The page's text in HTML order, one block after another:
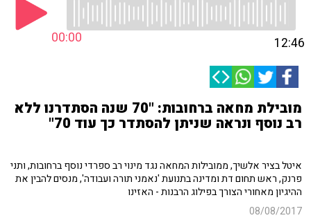
00:00 12:46
מובילת מחאה ברחובות: "70 שנה הסתדרנו ללא
רב נוסף ונראה שניתן להסתדר כך עוד 70"
איטל בציר אלשיך, ממובילות המחאה נגד מינוי רב ספרדי נוסף ברחובות, ותני
פרנק, ראש תחום דת ומדינה בתנועת 'נאמני תורה ועבודה', מנסים להבין את
ההיגיון מאחורי הצורך בפילוג הרבנות - האזינו
08/08/2017